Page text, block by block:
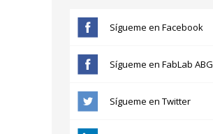
Sígueme en Facebook
Sígueme en FabLab ABG
Sígueme en Twitter